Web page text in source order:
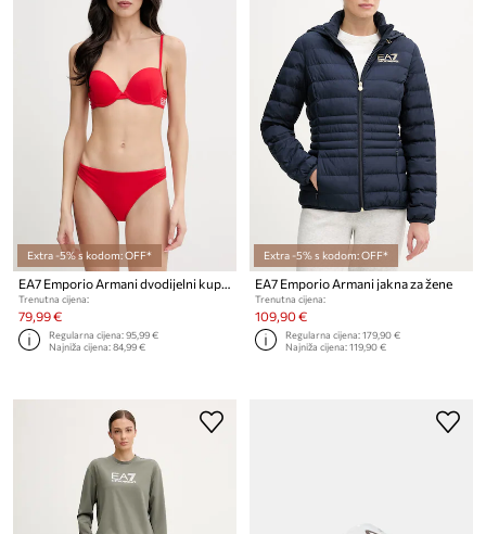
Extra -5% s kodom: OFF*
Trenutna cijena:
79,99 €
Regularna cijena:95,99 €
Najniža cijena:84,99 €
Extra -5% s kodom: OFF*
EA7 Emporio Armani jakna za žene
Trenutna cijena:
109,90 €
Regularna cijena:179,90 €
Najniža cijena:119,90 €